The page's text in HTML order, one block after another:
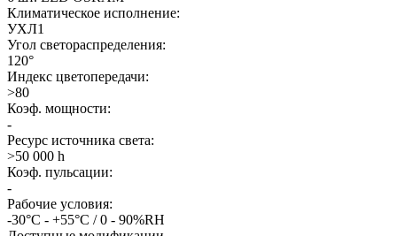
Климатическое исполнение:
УХЛ1
Угол светораспределения:
120°
Индекс цветопередачи:
>80
Коэф. мощности:
-
Ресурс источника света:
>50 000 h
Коэф. пульсации:
-
Рабочие условия:
-30°С - +55°С / 0 - 90%RH